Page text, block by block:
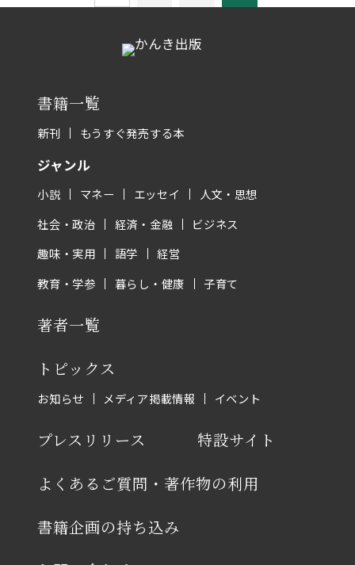
書籍一覧
新刊 もうすぐ発売する本
ジャンル
小説 マネー エッセイ
人文・思想
社会・政治
経済・金融
ビジネス
趣味・実用
語学
経営
教育・学参
暮らし・健康 子育て
著者一覧
トピックス
お知らせ メディア掲載情報 イベント
プレスリリース
特設サイト
よくあるご質問・著作物の利用
書籍企画の持ち込み